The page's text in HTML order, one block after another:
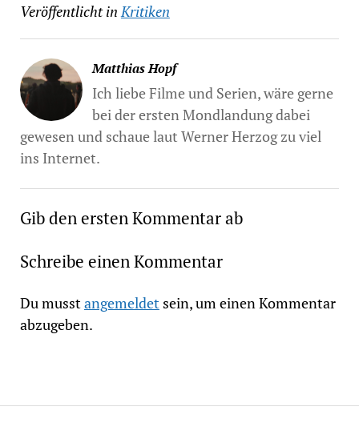
Veröffentlicht in Kritiken
Matthias Hopf
Ich liebe Filme und Serien, wäre gerne
bei der ersten Mondlandung dabei
gewesen und schaue laut Werner Herzog zu viel
ins Internet.
Gib den ersten Kommentar ab
Schreibe einen Kommentar
Du musstangemeldetsein, um einen Kommentar
abzugeben.